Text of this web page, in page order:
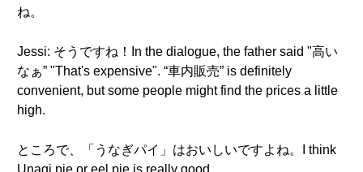
ね。
Jessi: そうですね！In the dialogue, the father said "高い
なぁ” "That's expensive". “車内販売” is definitely
convenient, but some people might find the prices a little
high.
ところで、「うなぎパイ」はおいしいですよね。I think
Unagi pie or eel pie is really good.